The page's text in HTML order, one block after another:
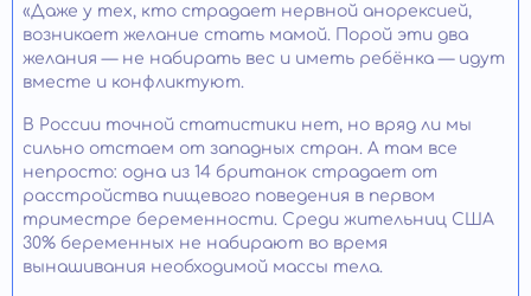
«Даже у тех, кто страдает нервной анорексией,
возникает желание стать мамой. Порой эти два
желания — не набирать вес и иметь ребёнка — идут
вместе и конфликтуют.
В России точной статистики нет, но вряд ли мы
сильно отстаем от западных стран. А там все
непросто: одна из 14 британок страдает от
расстройства пищевого поведения в первом
триместре беременности. Среди жительниц США
30% беременных не набирают во время
вынашивания необходимой массы тела.